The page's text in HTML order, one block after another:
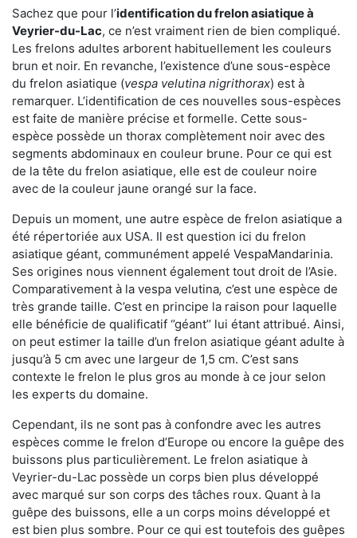
Sachez que pour l’identification du frelon asiatiqueà
Veyrier-du-Lac, ce n’est vraiment rien de bien compliqué.
Les frelons adultes arborent habituellement les couleurs
brun et noir. En revanche, l’existence d’une sous-espèce
du frelon asiatique (vespa velutina nigrithorax) est à
remarquer. L’identification de ces nouvelles sous-espèces
est faite de manière précise et formelle. Cette sous-
espèce possède un thorax complètement noir avec des
segments abdominaux en couleur brune. Pour ce qui est
de la tête du frelon asiatique, elle est de couleur noire
avec de la couleur jaune orangé sur la face.
Depuis un moment, une autre espèce de frelon asiatique a
été répertoriée aux USA. Il est question ici du frelon
asiatique géant, communément appelé VespaMandarinia.
Ses origines nous viennent également tout droit de l’Asie.
Comparativement à la vespa velutina, c’est une espèce de
très grande taille. C’est en principe la raison pour laquelle
elle bénéficie de qualificatif ‘’géant’’ lui étant attribué. Ainsi,
on peut estimer la taille d’un frelon asiatique géant adulte à
jusqu’à 5 cm avec une largeur de 1,5 cm. C’est sans
contexte le frelon le plus gros au monde à ce jour selon
les experts du domaine.
Cependant, ils ne sont pas à confondre avec les autres
espèces comme le frelon d’Europe ou encore la guêpe des
buissons plus particulièrement. Le frelon asiatique à
Veyrier-du-Lac possède un corps bien plus développé
avec marqué sur son corps des tâches roux. Quant à la
guêpe des buissons, elle a un corps moins développé et
est bien plus sombre. Pour ce qui est toutefois des guêpes